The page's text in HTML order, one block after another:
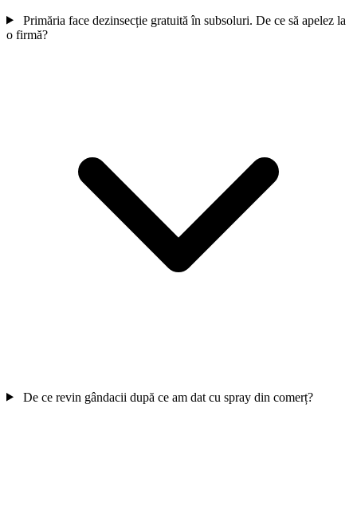
Primăria face dezinsecție gratuită în subsoluri. De ce să apelez la
o firmă?
De ce revin gândacii după ce am dat cu spray din comerț?